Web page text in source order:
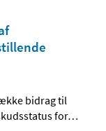
bidrag til
for…